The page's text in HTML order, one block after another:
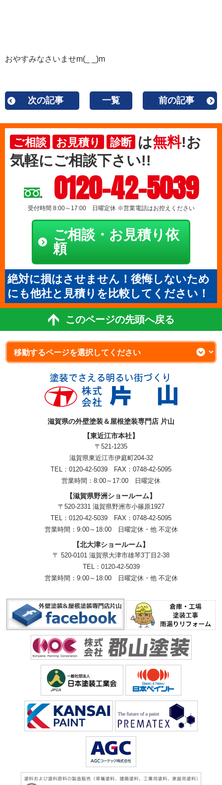
おやすみなさいませm(_ _)m
次の記事 一覧 前の記事
ご相談 お見積り 診断 は無料!お
気軽にご相談下さい!!
0120-42-5039
受付時間 8:00～17:00 日曜定休 ※営業電話はお控えください
ご相談・お見積り依
頼
絶対に損はさせません！後悔しないため
にも他社と見積りを比較してください！
このページの先頭へ戻る
滋賀県の外壁塗装＆屋根塗装専門店 片山
【東近江市本社】
〒521-1235
滋賀県東近江市伊庭町204-32
TEL：0120-42-5039 FAX：0748-42-5095
営業時間：8:00～17:00 日曜定休
【滋賀県野洲ショールーム】
〒520-2331 滋賀県野洲市小篠原1927
TEL： 0120-42-5039 FAX：0748-42-5095
営業時間：9:00～18:00
日曜定休・他 不定休
【北大津ショールーム】
〒 520-0101 滋賀県大津市雄琴3丁目2-38
TEL： 0120-42-5039
営業時間：9:00～18:00
日曜定休・他 不定休